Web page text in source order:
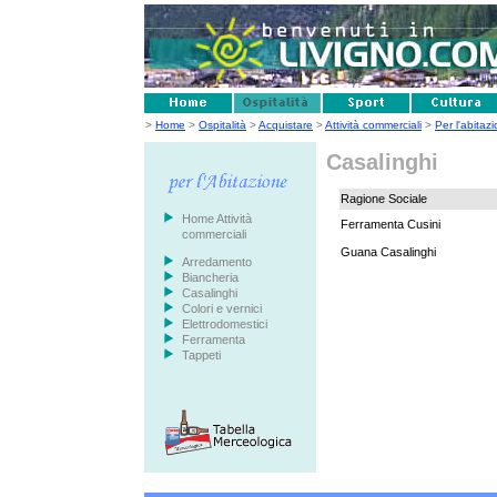
> Home > Ospitalità >Acquistare >Attività commerciali > Per
Home Attività
commerciali
Arredamento
Biancheria
Casalinghi
Colori e vernici
Elettrodomestici
Ferramenta
Tappeti
Casalinghi
Ragione Sociale
Ferramenta Cusini
Guana Casalinghi